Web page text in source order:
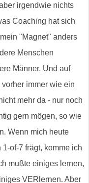
irgendwie nichts
Coaching hat sich
"Magnet" anders
Menschen
Männer. Und auf
immer wie ein
mehr da - nur noch
gern mögen, so wie
Wenn mich heute
of-7 frägt, komme ich
mußte einiges lernen,
VERlernen. Aber